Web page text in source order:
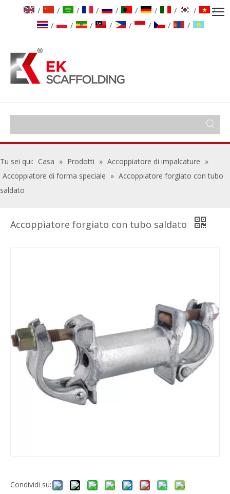
/ / / / / / / / /
/
/
/ / / / / / /
Tu sei qui: Casa » Prodotti » Accoppiatore di impalcature »
Accoppiatore di forma speciale » Accoppiatore forgiato con tubo
saldato
Accoppiatore forgiato con tubo saldato
Condividi su: